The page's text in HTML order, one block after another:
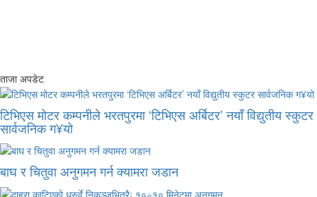
ताजा अपडेट
टिभिएस मोटर कम्पनीले भरतपुरमा ‘टिभिएस अर्बिटर’ नयाँ विद्युतीय स्कुटर
सार्वजनिक ग¥यो
बाघ र चितुवा अनुगमन गर्न क्यामरा जडान